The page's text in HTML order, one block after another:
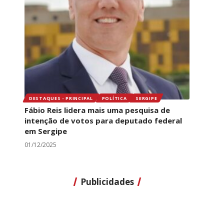
DESTAQUES - PRINCIPAL POLÍTICA SERGIPE
Fábio Reis lidera mais uma pesquisa de
intenção de votos para deputado federal
em Sergipe
01/12/2025
Publicidades